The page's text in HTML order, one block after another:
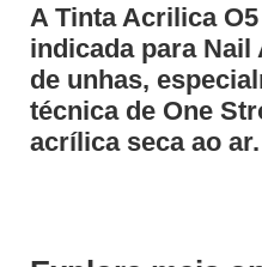
A Tinta Acrilica
indicada para Nail
de unhas,
técnica de One
acrílica seca ao ar.